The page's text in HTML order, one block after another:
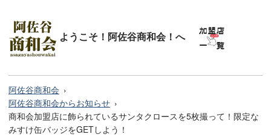
ようこそ！阿佐谷商和会！へ
阿佐谷商和会
阿佐谷商和会からお知らせ
商和会加盟店に飾られているサンタクロースを5枚撮って！限定な
みすけ缶バッジをGETしよう！